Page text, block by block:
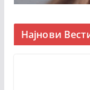
Најнови